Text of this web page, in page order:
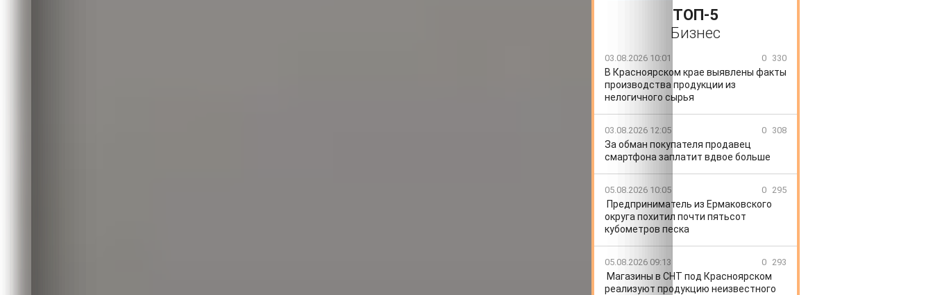
ТОП-5
Бизнес
03.08.2026 10:01 0 330
В Красноярском крае выявлены факты
производства продукции из
нелогичного сырья
03.08.2026 12:05 0 308
За обман покупателя продавец
смартфона заплатит вдвое больше
05.08.2026 10:05 0 295
Предприниматель из Ермаковского
округа похитил почти пятьсот
кубометров песка
05.08.2026 09:13 0 293
Магазины в СНТ под Красноярском
реализуют продукцию неизвестного